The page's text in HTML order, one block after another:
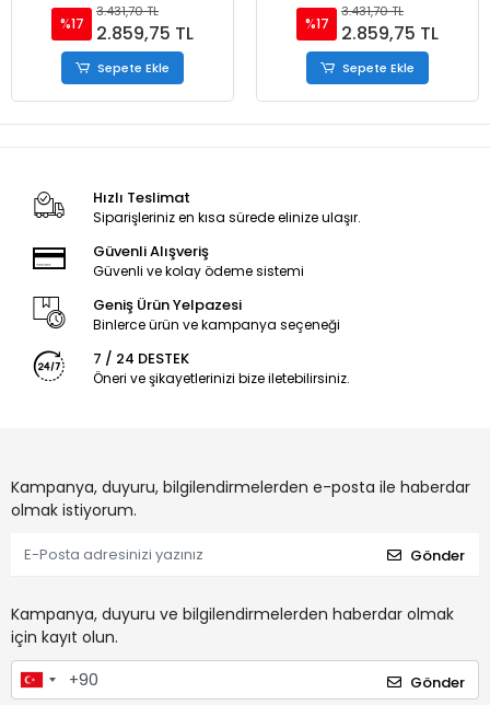
%17
3.431,70 TL
2.859,75 TL
Sepete Ekle
%17
3.431,70 TL
2.859,75 TL
Sepete Ekle
Hızlı Teslimat
Siparişleriniz en kısa sürede elinize ulaşır.
Güvenli Alışveriş
Güvenli ve kolay ödeme sistemi
Geniş Ürün Yelpazesi
Binlerce ürün ve kampanya seçeneği
7 / 24 DESTEK
Öneri ve şikayetlerinizi bize iletebilirsiniz.
Kampanya, duyuru, bilgilendirmelerden e-posta ile haberdar
olmak istiyorum.
Gönder
Kampanya, duyuru ve bilgilendirmelerden haberdar olmak
için kayıt olun.
Gönder